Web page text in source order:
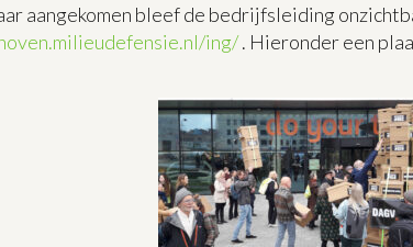
aangekomen bleef de bedrijfsleiding
ing/. Hieronder een